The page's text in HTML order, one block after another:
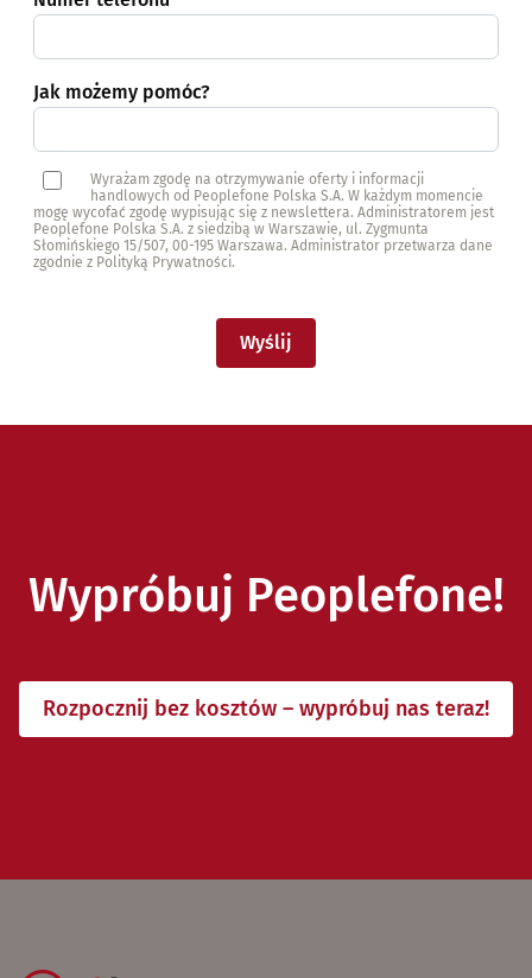
Jak możemy pomóc?
Wyrażam zgodę na otrzymywanie oferty i informacji
handlowych od Peoplefone Polska S.A. W każdym momencie
mogę wycofać zgodę wypisując się z newslettera. Administratorem jest
Peoplefone Polska S.A. z siedzibą w Warszawie, ul. Zygmunta
Słomińskiego 15/507, 00-195 Warszawa. Administrator przetwarza dane
zgodnie z Polityką Prywatności.
Wyślij
Wypróbuj Peoplefone!
Rozpocznij bez kosztów – wypróbuj nas teraz!